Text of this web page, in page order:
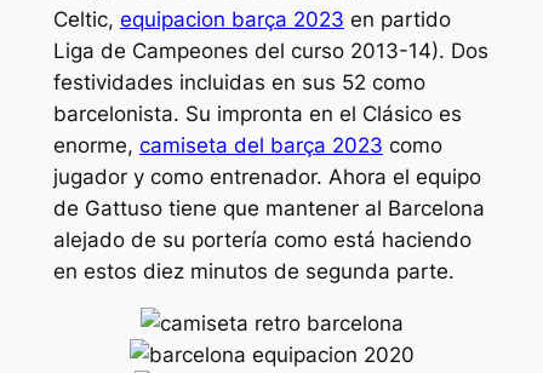
Celtic, equipacion barça 2023 en partido
Liga de Campeones del curso 2013-14). Dos
festividades incluidas en sus 52 como
barcelonista. Su impronta en el Clásico es
enorme, camiseta del barça 2023 como
jugador y como entrenador. Ahora el equipo
de Gattuso tiene que mantener al Barcelona
alejado de su portería como está haciendo
en estos diez minutos de segunda parte.